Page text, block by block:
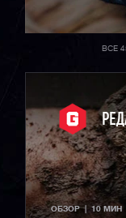
ВСЕ
ОБЗОР  |  10 МИН